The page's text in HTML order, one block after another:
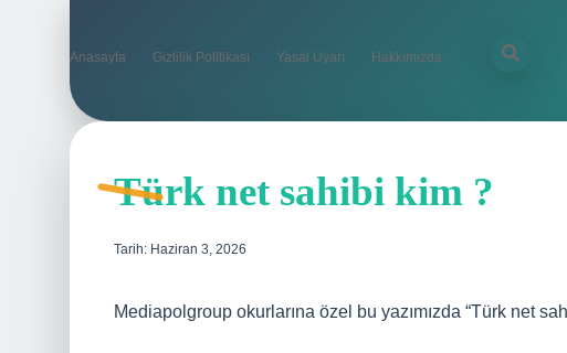
Anasayfa Gizlilik Politikası Yasal Uyarı Hakkımızda
Türk net sahibi kim ?
Tarih: Haziran 3, 2026
Mediapolgroup okurlarına özel bu yazımızda “Türk net